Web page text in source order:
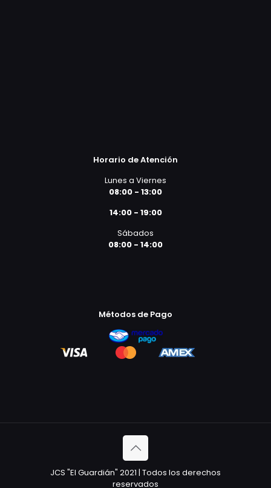
Horario de Atención
Lunes a Viernes
08:00 - 13:00
14:00 - 19:00
Sábados
08:00 - 14:00
Métodos de Pago
JCS "El Guardián" 2021 | Todos los derechos
reservados